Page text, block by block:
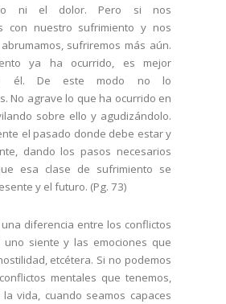
ni el dolor. Pero si nos
con nuestro sufrimiento y nos
sufriremos más aún.
ya ha ocurrido, es mejor
él. De este modo no lo
No agrave lo que ha ocurrido en
sobre ello y agudizándolo.
el pasado donde debe estar y
dando los pasos necesarios
esa clase de sufrimiento se
y el futuro. (Pg. 73)
diferencia entre los conflictos
uno siente y las emociones que
etcétera. Si no podemos
mentales que tenemos,
vida, cuando seamos capaces